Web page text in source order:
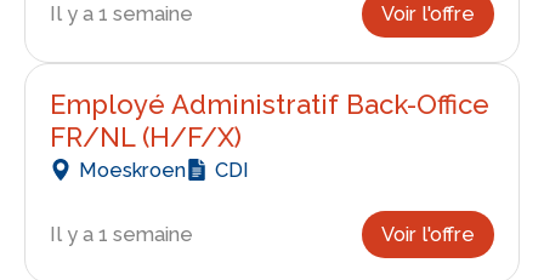
Il y a 1 semaine Voir l'offre
Employé Administratif Back-Office
FR/NL (H/F/X)
Moeskroen CDI
Il y a 1 semaine Voir l'offre